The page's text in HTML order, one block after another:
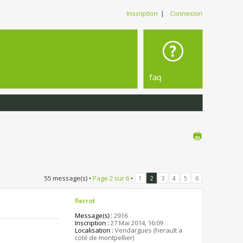
Inscription | Connexion
faq
55 message(s) • Page 2 sur 6 • 1 2 3 4 5 6
fierrot
Message(s) : 2916
Inscription : 27 Mai 2014, 16:09
Localisation : Vendargues (herault a
coté de montpellier)